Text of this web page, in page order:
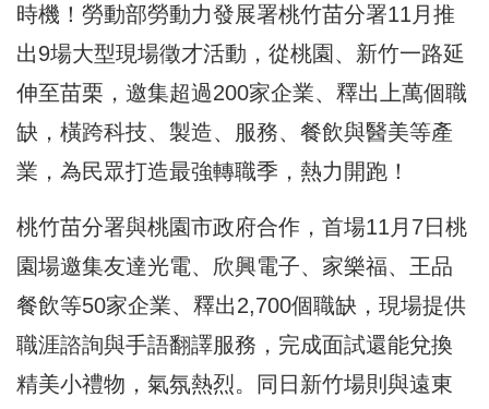
時機！勞動部勞動力發展署桃竹苗分署11月推
出9場大型現場徵才活動，從桃園、新竹一路延
伸至苗栗，邀集超過200家企業、釋出上萬個職
缺，橫跨科技、製造、服務、餐飲與醫美等產
業，為民眾打造最強轉職季，熱力開跑！
桃竹苗分署與桃園市政府合作，首場11月7日桃
園場邀集友達光電、欣興電子、家樂福、王品
餐飲等50家企業、釋出2,700個職缺，現場提供
職涯諮詢與手語翻譯服務，完成面試還能兌換
精美小禮物，氣氛熱烈。同日新竹場則與遠東